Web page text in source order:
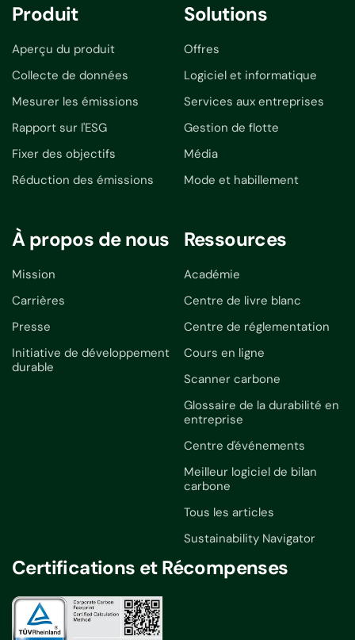
Produit
Aperçu du produit
Collecte de données
Mesurer les émissions
Rapport sur l'ESG
Fixer des objectifs
Réduction des émissions
Solutions
Offres
Logiciel et informatique
Services aux entreprises
Gestion de flotte
Média
Mode et habillement
À propos de nous
Mission
Carrières
Presse
Initiative de développement
durable
Ressources
Académie
Centre de livre blanc
Centre de réglementation
Cours en ligne
Scanner carbone
Glossaire de la durabilité en
entreprise
Centre d'événements
Meilleur logiciel de bilan
carbone
Tous les articles
Sustainability Navigator
Certifications et Récompenses